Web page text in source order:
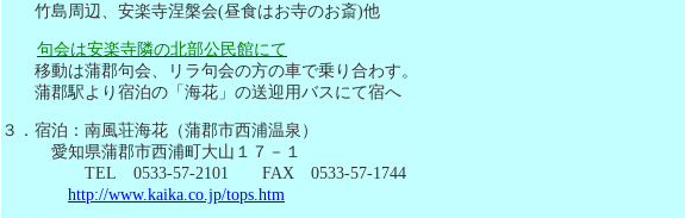
竹島周辺、安楽寺涅槃会(昼食はお寺のお斎)他
句会は安楽寺隣の北部公民館にて
移動は蒲郡句会、リラ句会の方の車で乗り合わす。
蒲郡駅より宿泊の「海花」の送迎用バスにて宿へ
３．宿泊：南風荘海花（蒲郡市西浦温泉）
愛知県蒲郡市西浦町大山１７－１
TEL
0533-57-2101 FAX
0533-57-1744
http://www.kaika.co.jp/tops.htm